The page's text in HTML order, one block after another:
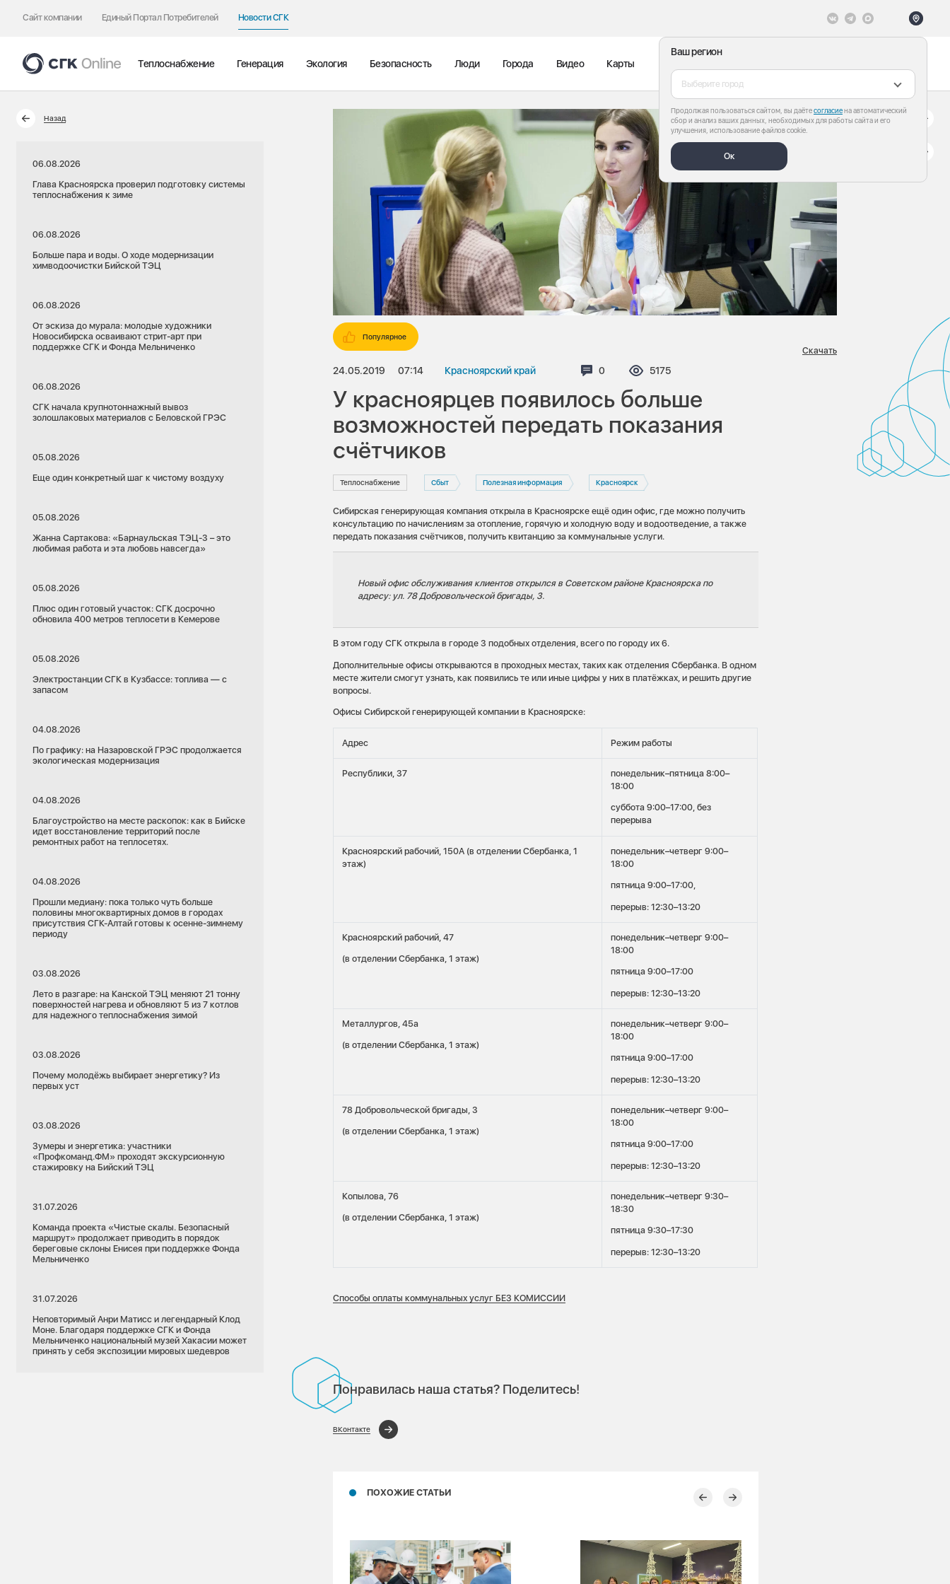
Сайт компании Единый Портал Потребителей Новости СГК
Ваш регион
Выберите город
Продолжая пользоваться сайтом, вы даётесогласиена автоматический
сбор и анализ ваших данных, необходимых для работы сайта и его
улучшения, использование файлов cookie.
Ок
Теплоснабжение Генерация Экология Безопасность Люди Города Видео Карты
Назад
06.08.2026
Глава Красноярска проверил подготовку системы
теплоснабжения к зиме
06.08.2026
Больше пара и воды. О ходе модернизации
химводоочистки Бийской ТЭЦ
06.08.2026
От эскиза до мурала: молодые художники
Новосибирска осваивают стрит-арт при
поддержке СГК и Фонда Мельниченко
06.08.2026
СГК начала крупнотоннажный вывоз
золошлаковых материалов с Беловской ГРЭС
05.08.2026
Еще один конкретный шаг к чистому воздуху
05.08.2026
Жанна Сартакова: «Барнаульская ТЭЦ-3 – это
любимая работа и эта любовь навсегда»
05.08.2026
Плюс один готовый участок: СГК досрочно
обновила 400 метров теплосети в Кемерове
05.08.2026
Электростанции СГК в Кузбассе: топлива — с
запасом
04.08.2026
По графику: на Назаровской ГРЭС продолжается
экологическая модернизация
04.08.2026
Благоустройство на месте раскопок: как в Бийске
идет восстановление территорий после
ремонтных работ на теплосетях.
04.08.2026
Прошли медиану: пока только чуть больше
половины многоквартирных домов в городах
присутствия СГК-Алтай готовы к осенне-зимнему
периоду
03.08.2026
Лето в разгаре: на Канской ТЭЦ меняют 21 тонну
поверхностей нагрева и обновляют 5 из 7 котлов
для надежного теплоснабжения зимой
03.08.2026
Почему молодёжь выбирает энергетику? Из
первых уст
03.08.2026
Зумеры и энергетика: участники
«Профкоманд.ФМ» проходят экскурсионную
стажировку на Бийский ТЭЦ
31.07.2026
Команда проекта «Чистые скалы. Безопасный
маршрут» продолжает приводить в порядок
береговые склоны Енисея при поддержке Фонда
Мельниченко
31.07.2026
Неповторимый Анри Матисс и легендарный Клод
Моне. Благодаря поддержке СГК и Фонда
Мельниченко национальный музей Хакасии может
принять у себя экспозиции мировых шедевров
Популярное
24.05.2019 07:14 Красноярский край Комментариев:
0 Просмотров:
5175
Скачать
У красноярцев появилось больше
возможностей передать показания
счётчиков
Теплоснабжение Сбыт Полезная информация Красноярск
Сибирская генерирующая компания открыла в Красноярске ещё один офис, где можно получить
консультацию по начислениям за отопление, горячую и холодную воду и водоотведение, а также
передать показания счётчиков, получить квитанцию за коммунальные услуги.
Новый офис обслуживания клиентов открылся в Советском районе Красноярска по
адресу: ул. 78 Добровольческой бригады, 3.
В этом году СГК открыла в городе 3 подобных отделения, всего по городу их 6.
Дополнительные офисы открываются в проходных местах, таких как отделения Сбербанка. В одном
месте жители смогут узнать, как появились те или иные цифры у них в платёжках, и решить другие
вопросы.
Офисы Сибирской генерирующей компании в Красноярске:
Адрес Режим работы
Республики, 37
понедельник–пятница 8:00–
18:00
суббота 9:00–17:00, без
перерыва
Красноярский рабочий, 150А (в отделении Сбербанка, 1
этаж)
понедельник–четверг 9:00–
18:00
пятница 9:00–17:00,
перерыв: 12:30–13:20
Красноярский рабочий, 47
(в отделении Сбербанка, 1 этаж)
понедельник–четверг 9:00–
18:00
пятница 9:00–17:00
перерыв: 12:30–13:20
Металлургов, 45а
(в отделении Сбербанка, 1 этаж)
понедельник–четверг 9:00–
18:00
пятница 9:00–17:00
перерыв: 12:30–13:20
78 Добровольческой бригады, 3
(в отделении Сбербанка, 1 этаж)
понедельник–четверг 9:00–
18:00
пятница 9:00–17:00
перерыв: 12:30–13:20
Копылова, 76
(в отделении Сбербанка, 1 этаж)
понедельник–четверг 9:30–
18:30
пятница 9:30–17:30
перерыв: 12:30–13:20
Способы оплаты коммунальных услуг БЕЗ КОМИССИИ
Понравилась наша статья? Поделитесь!
ВКонтакте
ПОХОЖИЕ СТАТЬИ